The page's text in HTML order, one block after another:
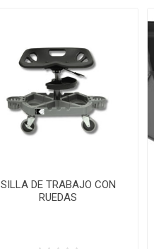
SILLA DE TRABAJO CON
RUEDAS